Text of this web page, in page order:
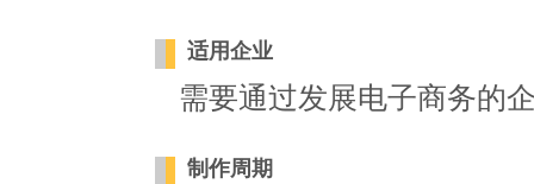
适用企业
需要通过发展电子商务的
制作周期